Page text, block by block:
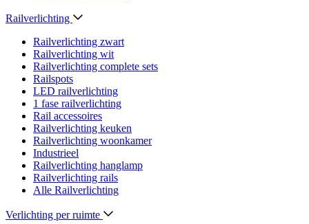
Railverlichting
Railverlichting zwart
Railverlichting wit
Railverlichting complete sets
Railspots
LED railverlichting
1 fase railverlichting
Rail accessoires
Railverlichting keuken
Railverlichting woonkamer
Industrieel
Railverlichting hanglamp
Railverlichting rails
Alle Railverlichting
Verlichting per ruimte